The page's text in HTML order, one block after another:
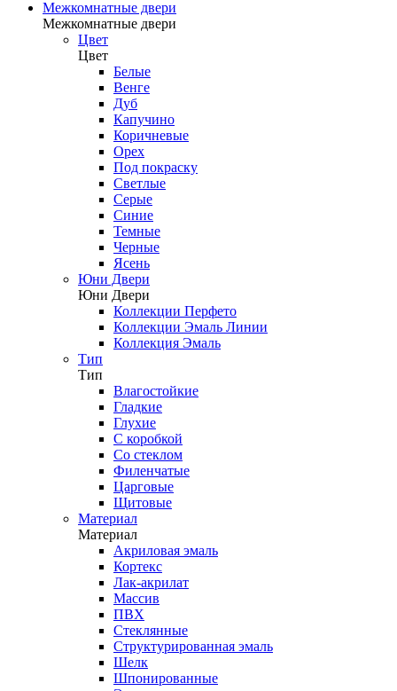
Межкомнатные двери
Межкомнатные двери
Цвет
Цвет
Белые
Венге
Дуб
Капучино
Коричневые
Орех
Под покраску
Светлые
Серые
Синие
Темные
Черные
Ясень
Юни Двери
Юни Двери
Коллекции Перфето
Коллекции Эмаль Линии
Коллекция Эмаль
Тип
Тип
Влагостойкие
Гладкие
Глухие
С коробкой
Со стеклом
Филенчатые
Царговые
Щитовые
Материал
Материал
Акриловая эмаль
Кортекс
Лак-акрилат
Массив
ПВХ
Стеклянные
Структурированная эмаль
Шелк
Шпонированные